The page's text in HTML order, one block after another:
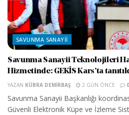
SAVUNMA SANAYII
Savunma Sanayii Teknolojileri
Hizmetinde: GEKİS Kars’ta
YAZAN KÜBRA DEMIRBAŞ 2 GÜN ÖNCE 0
Savunma Sanayii Başkanlığı
Güvenli Elektronik Küpe ve İzleme